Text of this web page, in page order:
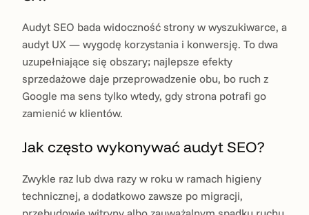
Audyt SEO bada widoczność strony w wyszukiwarce, a
audyt UX — wygodę korzystania i konwersję. To dwa
uzupełniające się obszary; najlepsze efekty
sprzedażowe daje przeprowadzenie obu, bo ruch z
Google ma sens tylko wtedy, gdy strona potrafi go
zamienić w klientów.
Jak często wykonywać audyt SEO?
Zwykle raz lub dwa razy w roku w ramach higieny
technicznej, a dodatkowo zawsze po migracji,